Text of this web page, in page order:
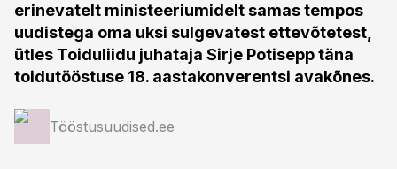
erinevatelt ministeeriumidelt samas tempos
uudistega oma uksi sulgevatest ettevõtetest,
ütles Toiduliidu juhataja Sirje Potisepp täna
toidutööstuse 18. aastakonverentsi avakõnes.
Tööstusuudised.ee